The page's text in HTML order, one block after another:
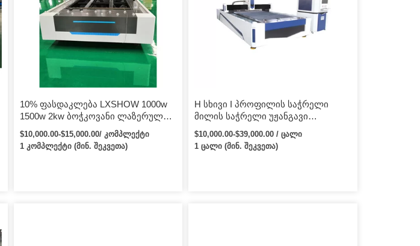
10% ფასდაკლება LXSHOW 1000w
1500w 2kw ბოჭკოვანი ლაზერული
საჭრელი 1530 CNC ბოჭკოვანი
ლაზერული საჭრელი მანქანა
იყიდება CS უჟანგავი ფოლადის
$10,000.00-$15,000.00/ კომპლექტი
1 კომპლექტი (მინ. შეკვეთა)
H სხივი I პროფილის საჭრელი
მილის საჭრელი უჟანგავი
ფოლადის მილის 1kw 1.5kw 2kw
ლითონის ფურცლის მილის
ბოჭკოვანი ლაზერული საჭრელი
$10,000.00-$39,000.00 / ცალი
1 ცალი (მინ. შეკვეთა)